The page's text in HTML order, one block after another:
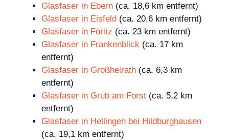
Glasfaser in Ebern (ca. 18,6 km entfernt)
Glasfaser in Eisfeld (ca. 20,6 km entfernt)
Glasfaser in Föritz (ca. 23 km entfernt)
Glasfaser in Frankenblick (ca. 17 km
entfernt)
Glasfaser in Großheirath (ca. 6,3 km
entfernt)
Glasfaser in Grub am Forst (ca. 5,2 km
entfernt)
Glasfaser in Hellingen bei Hildburghausen
(ca. 19,1 km entfernt)